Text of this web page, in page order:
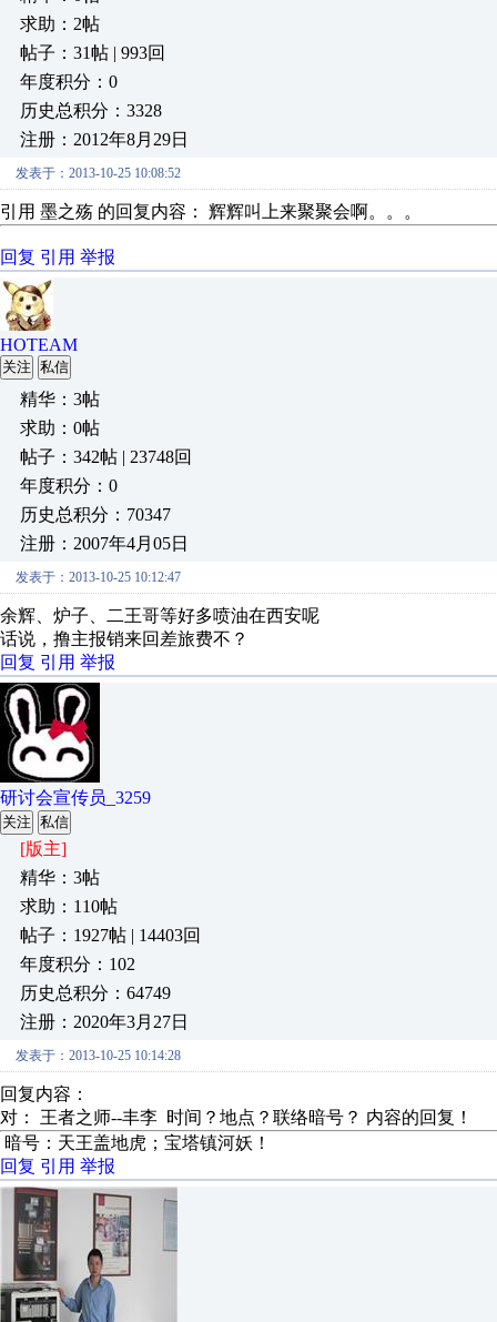
求助：2帖
帖子：31帖 | 993回
年度积分：0
历史总积分：3328
注册：2012年8月29日
发表于：2013-10-25 10:08:52
引用 墨之殇 的回复内容： 辉辉叫上来聚聚会啊。。。
回复 引用 举报
HOTEAM
关注 私信
精华：3帖
求助：0帖
帖子：342帖 | 23748回
年度积分：0
历史总积分：70347
注册：2007年4月05日
发表于：2013-10-25 10:12:47
余辉、炉子、二王哥等好多喷油在西安呢
话说，撸主报销来回差旅费不？
回复 引用 举报
研讨会宣传员_3259
关注 私信
[版主]
精华：3帖
求助：110帖
帖子：1927帖 | 14403回
年度积分：102
历史总积分：64749
注册：2020年3月27日
发表于：2013-10-25 10:14:28
回复内容：
对： 王者之师--丰李 时间？地点？联络暗号？ 内容的回复！
暗号：天王盖地虎；宝塔镇河妖！
回复 引用 举报